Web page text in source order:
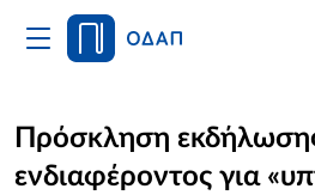
Άνοιγμα
Κυρίως
Αρχική
Οργανισμός
Πρόσκληση
ενδιαφέροντος για